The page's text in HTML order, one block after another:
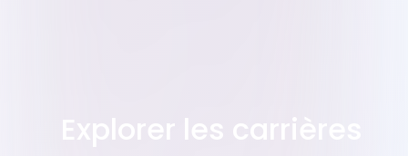
Explorer les carrières